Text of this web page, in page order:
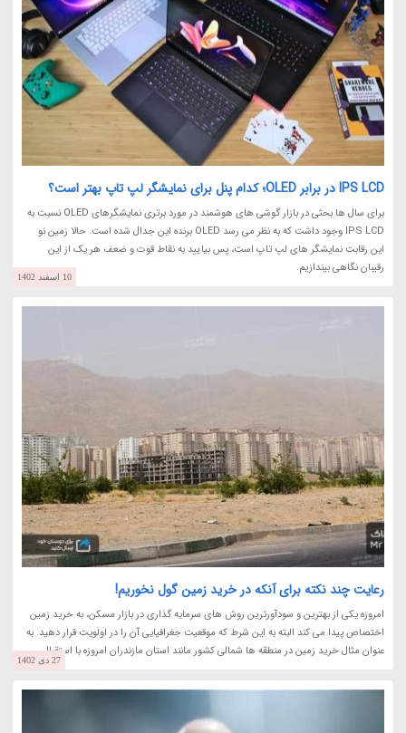
IPS LCD در برابر OLED؛ کدام پنل برای نمایشگر لپ تاپ بهتر است؟
برای سال ها بحثی در بازار گوشی های هوشمند در مورد برتری نمایشگرهای OLED نسبت به
IPS LCD وجود داشت که به نظر می رسد OLED برنده این جدال شده است. حالا زمین نو
این رقابت نمایشگر های لپ تاپ است، پس بیایید به نقاط قوت و ضعف هر یک از این
رقیبان نگاهی بیندازیم.
10 اسفند 1402
رعایت چند نکته برای آنکه در خرید زمین گول نخوریم!
امروزه یکی از بهترین و سودآورترین روش های سرمایه گذاری در بازار مسکن، به خرید زمین
اختصاص پیدا می کند البته به این شرط که موقعیت جغرافیایی آن را در اولویت قرار دهید. به
عنوان مثال خرید زمین در منطقه ها شمالی کشور مانند استان مازندران امروزه با استقبال...
27 دی 1402